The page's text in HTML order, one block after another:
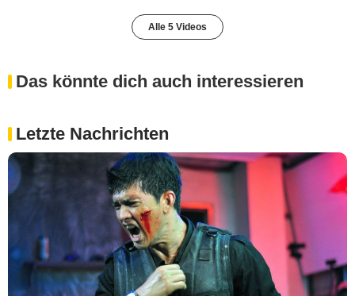
Alle 5 Videos
Das könnte dich auch interessieren
Letzte Nachrichten